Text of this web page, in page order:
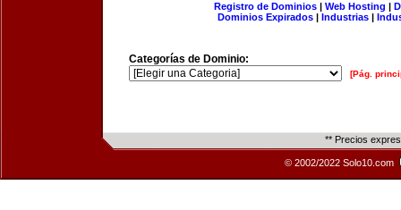
Registro de Dominios| Web Hosting |
Dominios Expirados | Industrias |
Categorías de Dominio:
[Pág.
** Precios
© 2002/2022 Solo10.com